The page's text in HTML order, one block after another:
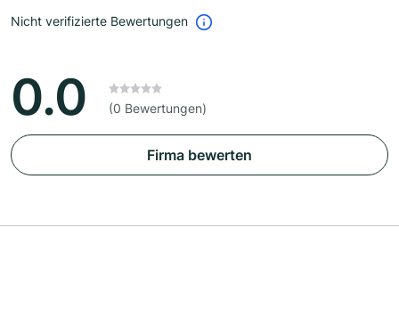
Nicht verifizierte Bewertungen
0.0 (0 Bewertungen)
Firma bewerten